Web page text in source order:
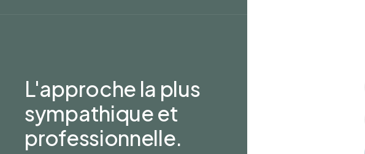
L'approche la plus
sympathique et
professionnelle.